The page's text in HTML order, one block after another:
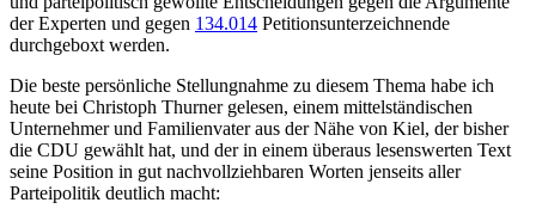
der Experten und gegen 134.014 Petitionsunterzeichnende
durchgeboxt werden.
Die beste persönliche Stellungnahme zu diesem Thema habe ich
heute bei Christoph Thurner gelesen, einem mittelständischen
Unternehmer und Familienvater aus der Nähe von Kiel, der bisher
die CDU gewählt hat, und der in einem überaus lesenswerten Text
seine Position in gut nachvollziehbaren Worten jenseits aller
Parteipolitik deutlich macht: